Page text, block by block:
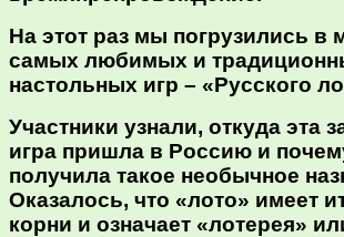
На этот раз мы погрузились в
самых любимых и
настольных игр – «Русского
Участники узнали, откуда эта
игра пришла в Россию и
получила такое необычное
Оказалось, что «лото» имеет
корни и означает «лотерея»